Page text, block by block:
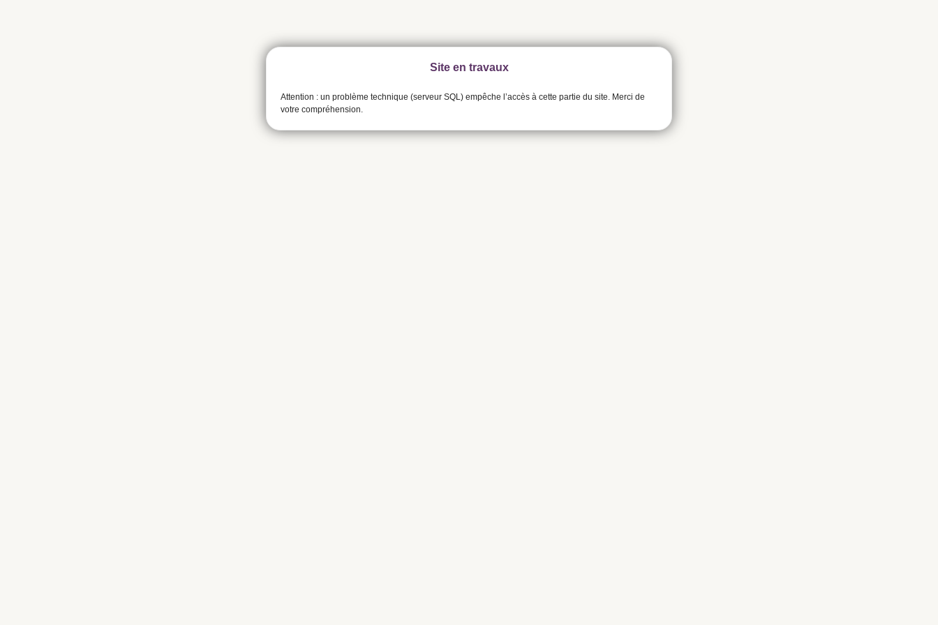
Site en travaux
Attention : un problème technique (serveur SQL) empêche l’accès à cette partie du site. Merci de
votre compréhension.